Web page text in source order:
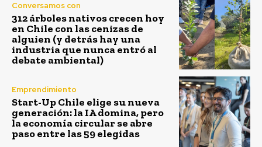
Conversamos con
312 árboles nativos crecen hoy
en Chile con las cenizas de
alguien (y detrás hay una
industria que nunca entró al
debate ambiental)
Emprendimiento
Start-Up Chile elige su nueva
generación: la IA domina, pero
la economía circular se abre
paso entre las 59 elegidas